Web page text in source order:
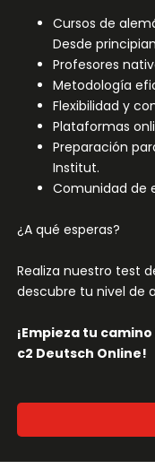
Cursos de
Desde
Profesores
Metodología
Flexibilidad y
Plataformas
Preparación
Institut.
Comunidad de
¿A qué esperas?
Realiza nuestro test
descubre tu nivel de
¡Empieza tu
c2 Deutsch Online!